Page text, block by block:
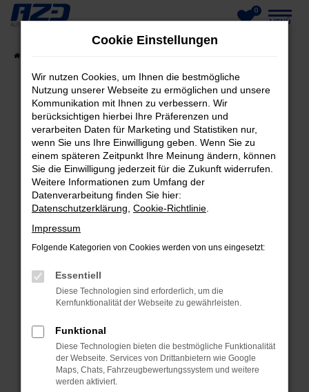
Zum
springen
0
MENÜ
FEHLER: NETWORK ERROR
Beim Laden ist ein Fehler aufgetreten.
Hier sind ein paar Tipps, die dir helfen können:
Überprüfe deine Firewall und deine
Internetverbindung.
Laden andere Webseiten, zum Beispiel deine
Suchmaschine?
Manche Erweiterungen, wie Werbeblocker,
können das Laden bestimmter Seiten
verhindern. Funktioniert die Seite in einem
anderen Browser oder in einem privaten
Fenster?
Starte dein Gerät neu.
Das kann manchmal helfen, vorübergehende
Cookie Einstellungen
Wir nutzen Cookies, um Ihnen die bestmögliche
Nutzung unserer Webseite zu ermöglichen und unsere
Kommunikation mit Ihnen zu verbessern. Wir
berücksichtigen hierbei Ihre Präferenzen und
verarbeiten Daten für Marketing und Statistiken nur,
wenn Sie uns Ihre Einwilligung geben. Wenn Sie zu
einem späteren Zeitpunkt Ihre Meinung ändern, können
Sie die Einwilligung jederzeit für die Zukunft widerrufen.
Weitere Informationen zum Umfang der
Datenverarbeitung finden Sie hier:
Datenschutzerklärung Cookie-Richtlinie
Impressum
Folgende Kategorien von Cookies werden von uns eingesetzt:
Essentiell
Diese Technologien sind erforderlich, um die
Kernfunktionalität der Webseite zu gewährleisten.
Funktional
Diese Technologien bieten die bestmögliche Funktionalität
der Webseite. Services von Drittanbietern wie Google
Maps, Chats, Fahrzeugbewertungssystem und weitere
werden aktiviert.